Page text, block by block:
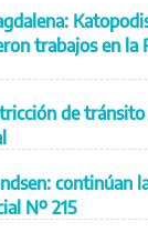
trabajos en la
de
continúan
Nº 215